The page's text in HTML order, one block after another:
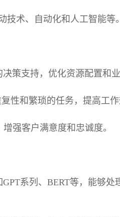
术、自动化和人工智能等。
策支持，优化资源配置和业
性和繁琐的任务，提高工作
强客户满意度和忠诚度。
系列、BERT等，能够处